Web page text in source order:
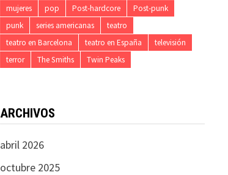
mujeres
pop Post-hardcore
Post-punk
punk
series americanas
teatro
teatro en Barcelona
teatro en España
televisión
terror
The Smiths Twin Peaks
ARCHIVOS
abril 2026
octubre 2025